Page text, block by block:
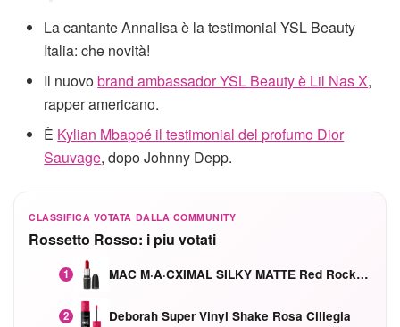
La cantante Annalisa è la testimonial YSL Beauty
Italia: che novità!
Il nuovobrand ambassador YSL Beauty è Lil Nas X,
rapper americano.
È Kylian Mbappé il testimonial del profumo Dior
Sauvage, dopo Johnny Depp.
CLASSIFICA VOTATA DALLA COMMUNITY
Rossetto Rosso: i piu votati
1 MAC M·A·CXIMAL SILKY MATTE Red Rock mat
2 Deborah Super Vinyl Shake Rosa Ciliegia